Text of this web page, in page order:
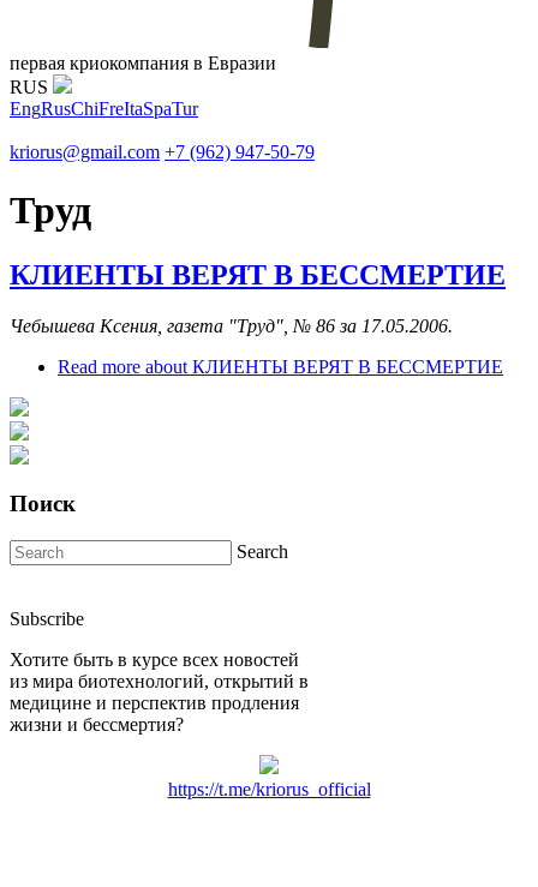
первая криокомпания в Евразии
RUS
EngRusChiFreItaSpaTur
kriorus@gmail.com +7 (962) 947-50-79
Труд
КЛИЕНТЫ ВЕРЯТ В БЕССМЕРТИЕ
Чебышева Ксения, газета "Труд", № 86 за 17.05.2006.
Read more about КЛИЕНТЫ ВЕРЯТ В БЕССМЕРТИЕ
Поиск
Search
Subscribe
Хотите быть в курсе всех новостей
из мира биотехнологий, открытий в
медицине и перспектив продления
жизни и бессмертия?
https://t.me/kriorus_official